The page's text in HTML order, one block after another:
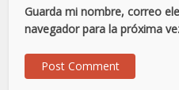
Guarda mi nombre, correo
navegador para la próxima